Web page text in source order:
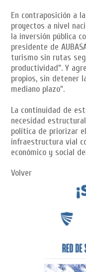
En contraposición a
proyectos a nivel
la inversión pública
presidente de
turismo sin rutas
productividad”. Y
propios, sin detener
mediano plazo”.
La continuidad de
necesidad
política de priorizar
infraestructura vial
económico y social
Volver